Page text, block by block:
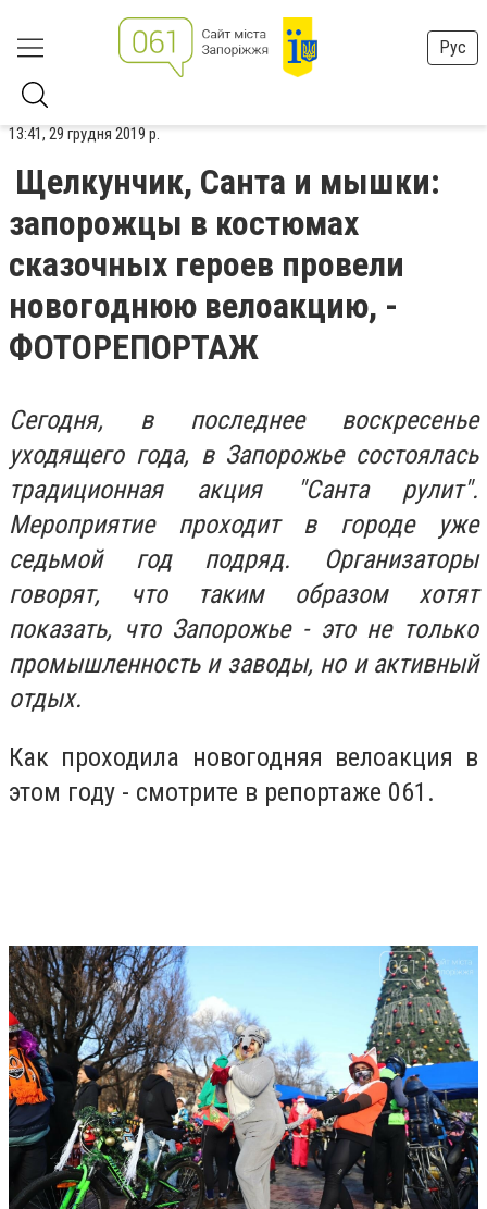
Рус
13:41, 29 грудня 2019 р.
Щелкунчик, Санта и мышки:
запорожцы в костюмах
сказочных героев провели
новогоднюю велоакцию, -
ФОТОРЕПОРТАЖ
Сегодня, в последнее воскресенье
уходящего года, в Запорожье состоялась
традиционная акция "Санта рулит".
Мероприятие проходит в городе уже
седьмой год подряд. Организаторы
говорят, что таким образом хотят
показать, что Запорожье - это не только
промышленность и заводы, но и активный
отдых.
Как проходила новогодняя велоакция в
этом году - смотрите в репортаже 061.